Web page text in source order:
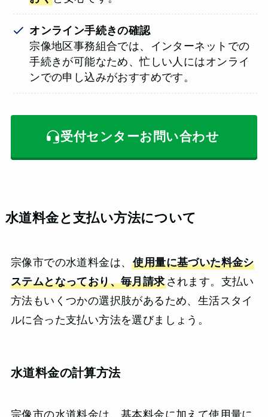
オンライン手続きの確認
宗像地区事務組合では、インターネットでの
手続きが可能なため、忙しい人にはオンライ
ンでの申し込みがおすすめです。
受付センターお問い合わせ
水道料金と支払い方法について
宗像市での水道料金は、使用量に基づいた料金シ
ステムとなっており、毎月請求されます。支払い
方法もいくつかの選択肢があるため、生活スタイ
ルに合った支払い方法を選びましょう。
水道料金の計算方法
宗像市の水道料金は、基本料金に加えて使用量に